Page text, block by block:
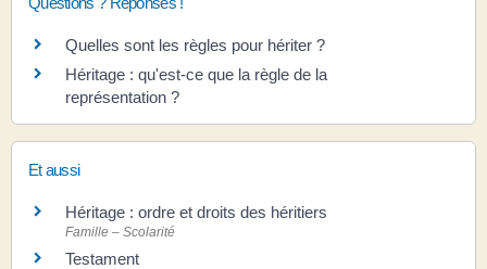
Quelles sont les règles pour hériter ?
Héritage : qu'est-ce que la règle de la
représentation ?
Et aussi
Héritage : ordre et droits des héritiers
Famille – Scolarité
Testament